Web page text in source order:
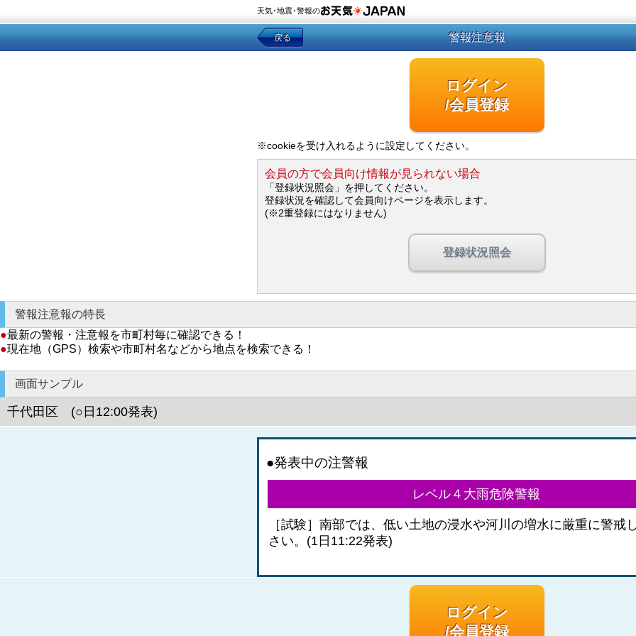
天気･地震･警報の
戻る 警報注意報
ログイン
/会員登録
※cookieを受け入れるように設定してください。
会員の方で会員向け情報が見られない場合
「登録状況照会」を押してください。
登録状況を確認して会員向けページを表示します。
(※2重登録にはなりません)
登録状況照会
警報注意報の特長
●最新の警報・注意報を市町村毎に確認できる！
●現在地（GPS）検索や市町村名などから地点を検索できる！
画面サンプル
千代田区 (○日12:00発表)
●発表中の注警報
レベル４大雨危険警報
［試験］南部では、低い土地の浸水や河川の増水に厳重に警戒
さい。(1日11:22発表)
ログイン
/会員登録